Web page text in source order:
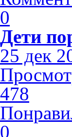
0
Дети
25 дек
478
0